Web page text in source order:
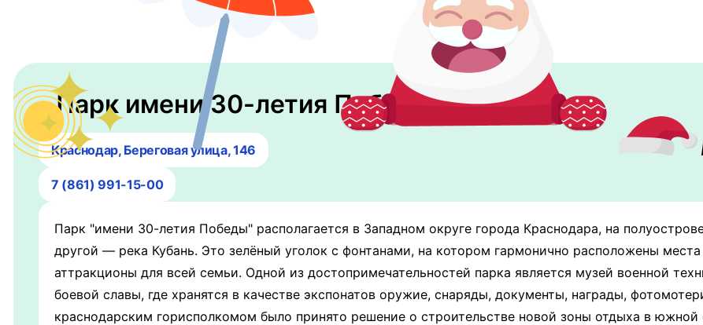
Парк имени 30-летия Победы
Краснодар, Береговая улица, 146
7 (861) 991-15-00
Парк "имени 30-летия Победы" располагается в Западном округе города Краснодара, на
другой — река Кубань. Это зелёный уголок с фонтанами, на котором гармонично расположены
аттракционы для всей семьи. Одной из достопримечательностей парка является музей военной
боевой славы, где хранятся в качестве экспонатов оружие, снаряды, документы, награды,
краснодарским горисполкомом было принято решение о строительстве новой зоны отдыха в